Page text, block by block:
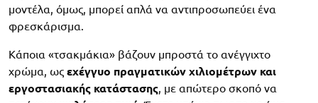
μοντέλα, όμως, μπορεί απλά να αντιπροσωπεύει ένα
φρεσκάρισμα.
Κάποια «τσακμάκια» βάζουν μπροστά το ανέγγιχτο
χρώμα, ως εχέγγυο πραγματικών χιλιομέτρων και
εργοστασιακής κατάστασης, με απώτερο σκοπό να